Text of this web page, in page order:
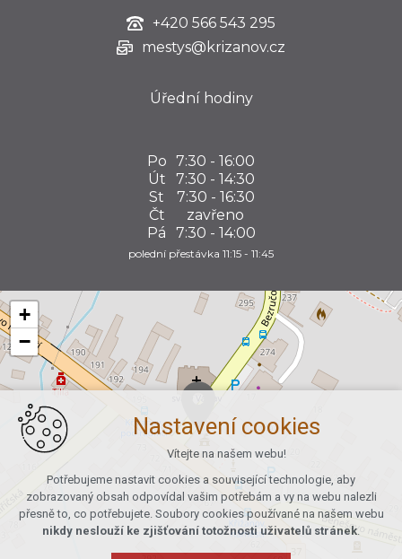
+420 566 543 295
mestys@krizanov.cz
Úřední hodiny
Po 7:30 - 16:00
Út
7:30 - 14:30
St
7:30 - 16:30
Čt
zavřeno
Pá
7:30 - 14:00
polední přestávka 11:15 - 11:45
+
−
Nastavení cookies
Vítejte na našem webu!
Potřebujeme nastavit cookies a související technologie, aby
zobrazovaný obsah odpovídal vašim potřebám a vy na webu nalezli
přesně to, co potřebujete. Soubory cookies používané na našem webu
nikdy neslouží ke zjišťování totožnosti uživatelů stránek.